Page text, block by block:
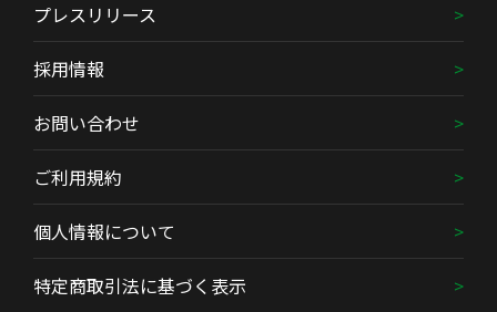
プレスリリース
採用情報
お問い合わせ
ご利用規約
個人情報について
特定商取引法に基づく表示